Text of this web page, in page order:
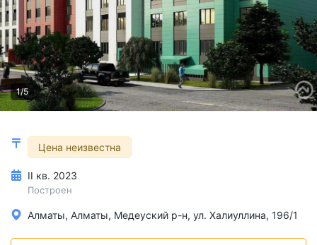
1/5
Цена неизвестна
II кв. 2023
Построен
Алматы, Алматы, Медеуский р-н, ул. Халиуллина, 196/1